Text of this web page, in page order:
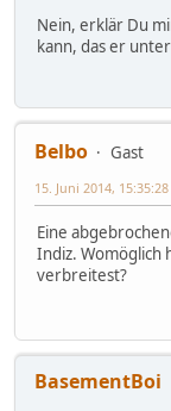
Nein, erklär Du
kann, das er
Belbo
Gast
15. Juni 2014, 15:35:28
Eine
Indiz. Womöglich
verbreitest?
BasementBoi